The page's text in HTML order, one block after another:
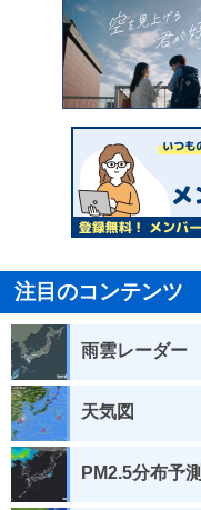
注目のコンテンツ
雨雲レーダー
天気図
PM2.5分布予測